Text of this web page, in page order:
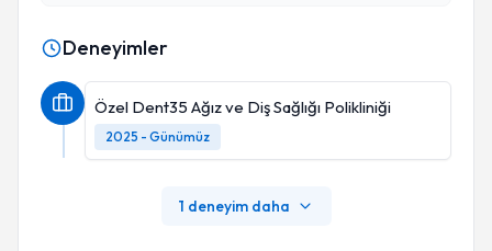
Deneyimler
Özel Dent35 Ağız ve Diş Sağlığı Polikliniği
2025 - Günümüz
1 deneyim daha